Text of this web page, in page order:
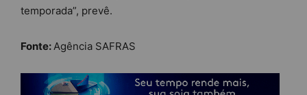
temporada”, prevê.
Fonte: Agência SAFRAS